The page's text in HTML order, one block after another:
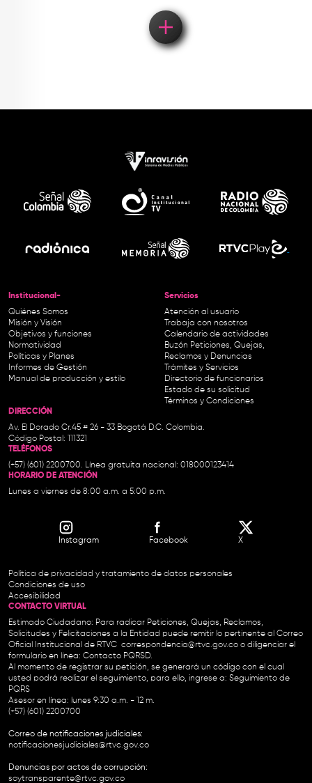
Load More
Institucional-
Quiénes Somos
Misión y Visión
Objetivos y funciones
Normatividad
Políticas y Planes
Informes de Gestión
Manual de producción y estilo
Servicios
Atención al usuario
Trabaja con nosotros
Calendario de actividades
Buzón Peticiones, Quejas,
Reclamos y Denuncias
Trámites y Servicios
Directorio de funcionarios
Estado de su solicitud
Términos y Condiciones
DIRECCIÓN
Av. El Dorado Cr.45 # 26 - 33 Bogotá D.C. Colombia.
Código Postal: 111321
TELÉFONOS
(+57) (601) 2200700. Línea gratuita nacional: 018000123414
HORARIO DE ATENCIÓN
Lunes a viernes de 8:00 a.m. a 5:00 p.m.
Instagram Facebook X
Política de privacidad y tratamiento de datos personales
Condiciones de uso
Accesibilidad
CONTACTO VIRTUAL
Estimado Ciudadano: Para radicar Peticiones, Quejas, Reclamos,
Solicitudes y Felicitaciones a la Entidad puede remitir lo pertinente al Correo
Oficial Institucional de RTVC correspondencia@rtvc.gov.co o diligenciar el
formulario en línea: Contacto PQRSD.
Al momento de registrar su petición, se generará un código con el cual
usted podrá realizar el seguimiento, para ello, ingrese a: Seguimiento de
PQRS
Asesor en línea: lunes 9:30 a.m. - 12 m.
(+57) (601) 2200700
Correo de notificaciones judiciales:
notificacionesjudiciales@rtvc.gov.co
Denuncias por actos de corrupción:
soytransparente@rtvc.gov.co